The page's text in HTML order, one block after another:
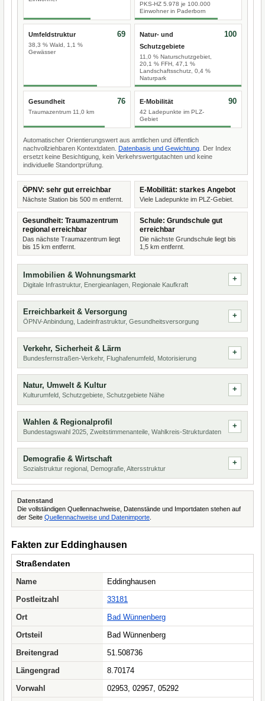
PKS-HZ 5.978 je 100.000
Einwohner in Paderborn
Umfeldstruktur
38,3 % Wald, 1,1 %
Gewässer
69
Natur- und
Schutzgebiete
11,0 % Naturschutzgebiet,
20,1 % FFH, 47,1 %
Landschaftsschutz, 0,4 %
Naturpark
100
Gesundheit
Traumazentrum 11,0 km
76 E-Mobilität
42 Ladepunkte im PLZ-
Gebiet
90
Automatischer Orientierungswert aus amtlichen und öffentlich
nachvollziehbaren Kontextdaten. Datenbasis und Gewichtung . Der Index
ersetzt keine Besichtigung, kein Verkehrswertgutachten und keine
individuelle Standortprüfung.
ÖPNV: sehr gut erreichbar
Nächste Station bis 500 m entfernt.
E-Mobilität: starkes Angebot
Viele Ladepunkte im PLZ-Gebiet.
Gesundheit: Traumazentrum
regional erreichbar
Das nächste Traumazentrum liegt
bis 15 km entfernt.
Schule: Grundschule gut
erreichbar
Die nächste Grundschule liegt bis
1,5 km entfernt.
Immobilien & Wohnungsmarkt
Digitale Infrastruktur, Energieanlagen, Regionale Kaufkraft
Erreichbarkeit & Versorgung
ÖPNV-Anbindung, Ladeinfrastruktur, Gesundheitsversorgung
Verkehr, Sicherheit & Lärm
Bundesfernstraßen-Verkehr, Flughafenumfeld, Motorisierung
Natur, Umwelt & Kultur
Kulturumfeld, Schutzgebiete, Schutzgebiete Nähe
Wahlen & Regionalprofil
Bundestagswahl 2025, Zweitstimmenanteile, Wahlkreis-Strukturdaten
Demografie & Wirtschaft
Sozialstruktur regional, Demografie, Altersstruktur
Datenstand
Die vollständigen Quellennachweise, Datenstände und Importdaten stehen auf
der Seite Quellennachweise und Datenimporte
Fakten zur Eddinghausen
Straßendaten
Name
Eddinghausen
Postleitzahl
33181
Ort
Bad Wünnenberg
Ortsteil
Bad Wünnenberg
Breitengrad
51.508736
Längengrad
8.70174
Vorwahl
02953, 02957, 05292